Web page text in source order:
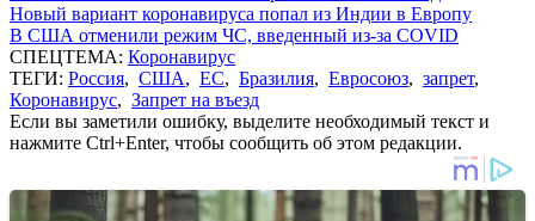
Новый вариант коронавируса попал из Индии в Европу
В США отменили режим ЧС, введенный из-за COVID
СПЕЦТЕМА: Коронавирус
ТЕГИ: Россия, США, ЕС, Бразилия, Евросоюз, запрет,
Коронавирус, Запрет на въезд
Если вы заметили ошибку, выделите необходимый текст и
нажмите Ctrl+Enter, чтобы сообщить об этом редакции.